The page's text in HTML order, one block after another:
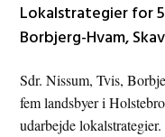
Lokalstrategier for 5
Borbjerg-Hvam,
Sdr. Nissum, Tvis,
fem landsbyer i
udarbejde